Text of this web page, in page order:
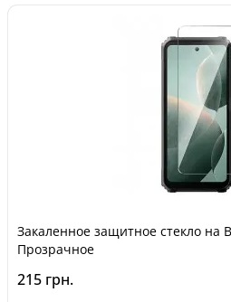
Закаленное защитное стекло на
Прозрачное
215 грн.